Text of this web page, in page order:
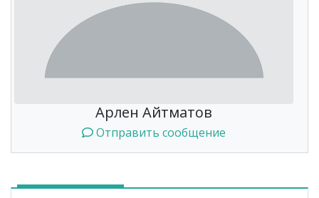
Арлен Айтматов
Отправить сообщение